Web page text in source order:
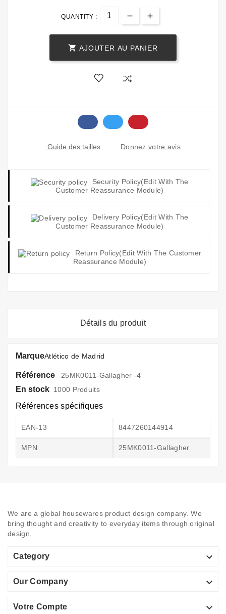
QUANTITY :
 AJOUTER AU PANIER
Guide des tailles Donnez votre avis
Security Policy(edit With The
Customer Reassurance Module)
Delivery Policy(edit With The
Customer Reassurance Module)
Return Policy(edit With The Customer
Reassurance Module)
Détails du produit
MarqueAtlético de Madrid
Référence 25MK0011-Gallagher -4
En stock 1000 Produits
Références spécifiques
EAN-13 8447260144914
MPN 25MK0011-Gallagher
We are a global housewares product design company. We
bring thought and creativity to everyday items through original
design.
Category 
Our Company 
Votre Compte 